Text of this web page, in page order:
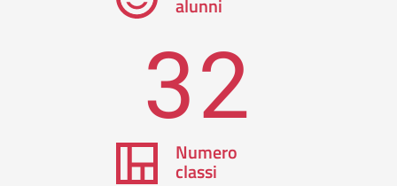
alunni
32
Numero
classi